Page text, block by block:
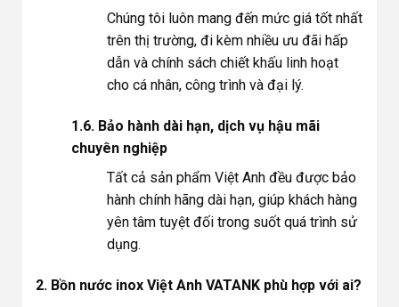
Chúng tôi luôn mang đến mức giá tốt nhất
trên thị trường, đi kèm nhiều ưu đãi hấp
dẫn và chính sách chiết khấu linh hoạt
cho cá nhân, công trình và đại lý.
1.6. Bảo hành dài hạn, dịch vụ hậu mãi
chuyên nghiệp
Tất cả sản phẩm Việt Anh đều được bảo
hành chính hãng dài hạn, giúp khách hàng
yên tâm tuyệt đối trong suốt quá trình sử
dụng.
2. Bồn nước inox Việt Anh VATANK phù hợp với ai?